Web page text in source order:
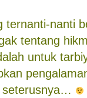
ternanti-nanti
tentang
untuk
seterusnya…